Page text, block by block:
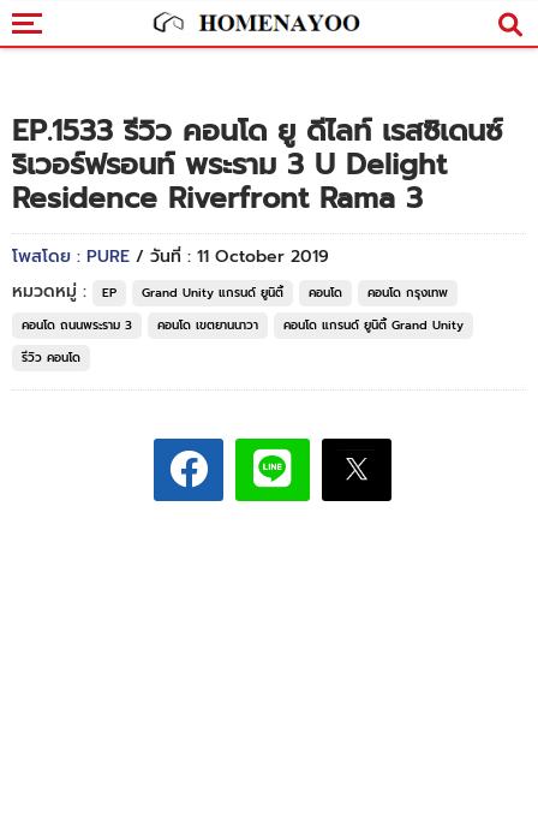
EP.1533 รีวิว คอนโด ยู ดีไลท์ เรสซิเดนซ์
ริเวอร์ฟรอนท์ พระราม 3 U Delight
Residence Riverfront Rama 3
โพสโดย : PURE / วันที่ : 11 October 2019
หมวดหมู่ :
EP Grand Unity แกรนด์ ยูนิตี้ คอนโด
คอนโด กรุงเทพ
คอนโด ถนนพระราม 3
คอนโด เขตยานนาวา
คอนโด แกรนด์ ยูนิตี้ Grand Unity
รีวิว คอนโด